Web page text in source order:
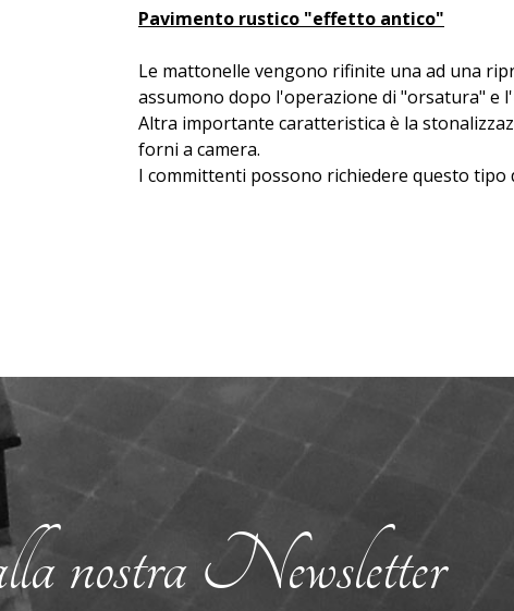
Pavimento rustico "effetto antico"
Le mattonelle vengono rifinite una ad una
assumono dopo l'operazione di "orsatura" e
Altra importante caratteristica è la
forni a camera.
I committenti possono richiedere questo
nostra Newsletter